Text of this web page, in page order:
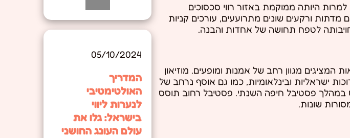
היותה ממוקמת באזור רווי סכסוכים
מדתות ורקעים שונים מתרועעים, עורכים קניות
לטפח תחושה של אחדות והבנה.
מגוון רחב של אמנות ומופעים. מוזיאון
ישראליות ובינלאומיות, כמו גם אוסף נרחב של
במהלך פסטיבל חיפה השנתי. פסטיבל רחוב תוסס
שונות.
05/10/2024
המדריך
האולטימטיבי
לנערות ליווי
בישראל: גלו את
עולם העונג החושני